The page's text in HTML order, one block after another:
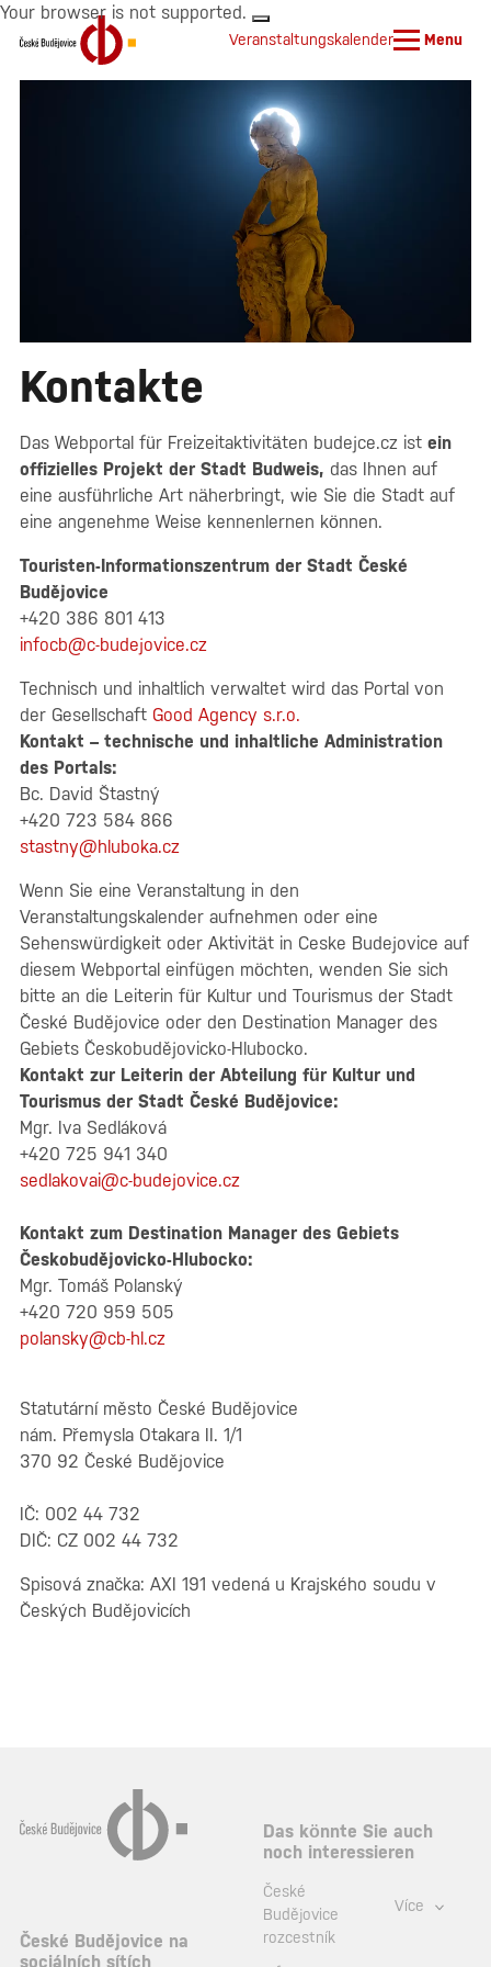
Your browser is not supported.
Veranstaltungskalender Menu
Kontakte
Das Webportal für Freizeitaktivitäten budejce.cz ist ein
offizielles Projekt der Stadt Budweis, das Ihnen auf
eine ausführliche Art näherbringt, wie Sie die Stadt auf
eine angenehme Weise kennenlernen können.
Touristen-Informationszentrum der Stadt České
Budějovice
+420 386 801 413
infocb@c-budejovice.cz
Technisch und inhaltlich verwaltet wird das Portal von
der Gesellschaft Good Agency s.r.o.
Kontakt – technische und inhaltliche Administration
des Portals:
Bc. David Štastný
+420 723 584 866
stastny@hluboka.cz
Wenn Sie eine Veranstaltung in den
Veranstaltungskalender aufnehmen oder eine
Sehenswürdigkeit oder Aktivität in Ceske Budejovice auf
diesem Webportal einfügen möchten, wenden Sie sich
bitte an die Leiterin für Kultur und Tourismus der Stadt
České Budějovice oder den Destination Manager des
Gebiets Českobudějovicko-Hlubocko.
Kontakt zur Leiterin der Abteilung für Kultur und
Tourismus der Stadt České Budějovice:
Mgr. Iva Sedláková
+420 725 941 340
sedlakovai@c-budejovice.cz
Kontakt zum Destination Manager des Gebiets
Českobudějovicko-Hlubocko:
Mgr. Tomáš Polanský
+420 720 959 505
polansky@cb-hl.cz
Statutární město České Budějovice
nám. Přemysla Otakara II. 1/1
370 92 České Budějovice
IČ: 002 44 732
DIČ: CZ 002 44 732
Spisová značka: AXI 191 vedená u Krajského soudu v
Českých Budějovicích
České Budějovice na
sociálních sítích
Das könnte Sie auch
noch interessieren
České
Budějovice
rozcestník
Více